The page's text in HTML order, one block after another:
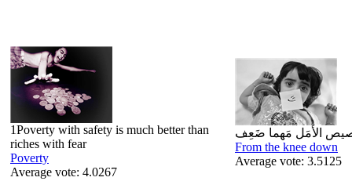
1Poverty with safety is much better than
riches with fear
Poverty
Average vote: 4.0267
From the knee down
Average vote: 3.5125